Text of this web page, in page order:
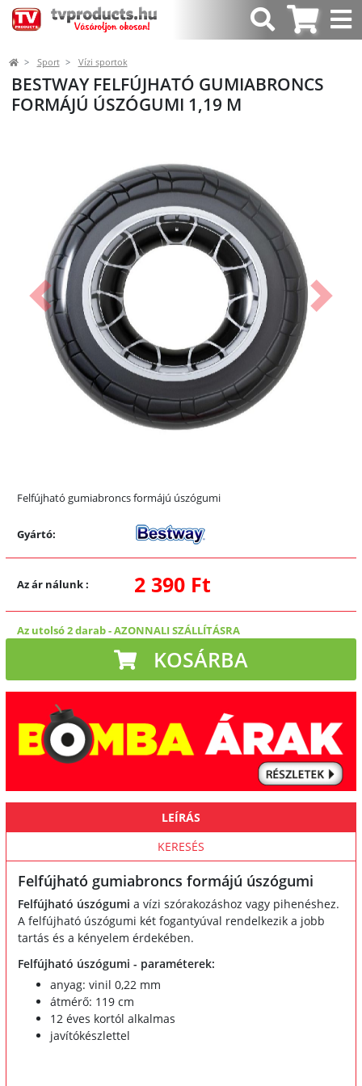
Sport Vízi sportok
BESTWAY FELFÚJHATÓ GUMIABRONCS
FORMÁJÚ ÚSZÓGUMI 1,19 M
Előző
Felfújható gumiabroncs formájú úszógumi
Gyártó:
Az ár nálunk: 2 390 Ft
Az utolsó 2 darab-AZONNALI SZÁLLÍTÁSRA
KOSÁRBA
LEÍRÁS
KERESÉS
Felfújható gumiabroncs formájú úszógumi
Felfújható úszógumi a vízi szórakozáshoz vagy pihenéshez.
A felfújható úszógumi két fogantyúval rendelkezik a jobb
tartás és a kényelem érdekében.
Felfújható úszógumi - paraméterek:
anyag: vinil 0,22 mm
átmérő: 119 cm
12 éves kortól alkalmas
javítókészlettel